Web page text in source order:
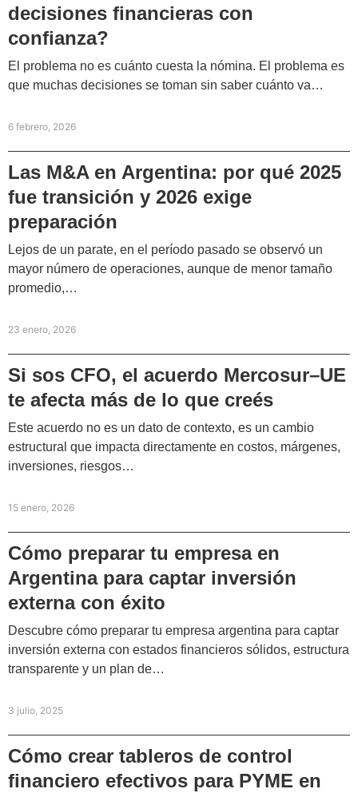
decisiones financieras con
confianza?
El problema no es cuánto cuesta la nómina. El problema es
que muchas decisiones se toman sin saber cuánto va…
6 febrero, 2026
Las M&A en Argentina: por qué 2025
fue transición y 2026 exige
preparación
Lejos de un parate, en el período pasado se observó un
mayor número de operaciones, aunque de menor tamaño
promedio,…
23 enero, 2026
Si sos CFO, el acuerdo Mercosur–UE
te afecta más de lo que creés
Este acuerdo no es un dato de contexto, es un cambio
estructural que impacta directamente en costos, márgenes,
inversiones, riesgos…
15 enero, 2026
Cómo preparar tu empresa en
Argentina para captar inversión
externa con éxito
Descubre cómo preparar tu empresa argentina para captar
inversión externa con estados financieros sólidos, estructura
transparente y un plan de…
3 julio, 2025
Cómo crear tableros de control
financiero efectivos para PYME en